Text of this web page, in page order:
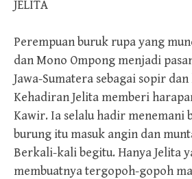
JELITA
Perempuan buruk rupa yang
dan Mono Ompong menjadi
Jawa-Sumatera sebagai sopir
Kehadiran Jelita memberi
Kawir. Ia selalu hadir menemani
burung itu masuk angin dan
Berkali-kali begitu. Hanya Jelita
membuatnya tergopoh-gopoh